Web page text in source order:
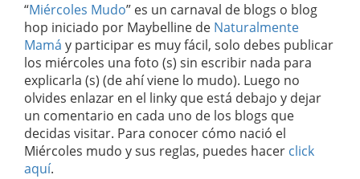
“Miércoles Mudo” es un carnaval de blogs o blog
hop iniciado por Maybelline de Naturalmente
Mamá y participar es muy fácil, solo debes publicar
los miércoles una foto (s) sin escribir nada para
explicarla (s) (de ahí viene lo mudo). Luego no
olvides enlazar en el linky que está debajo y dejar
un comentario en cada uno de los blogs que
decidas visitar. Para conocer cómo nació el
Miércoles mudo y sus reglas, puedes hacer click
aquí.